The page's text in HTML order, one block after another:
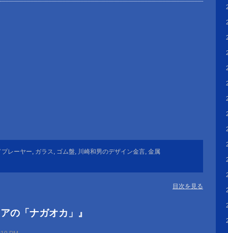
レーヤー, ガラス, ゴム盤, 川崎和男のデザイン金言, 金属
目次を見る
の「ナガオカ」』